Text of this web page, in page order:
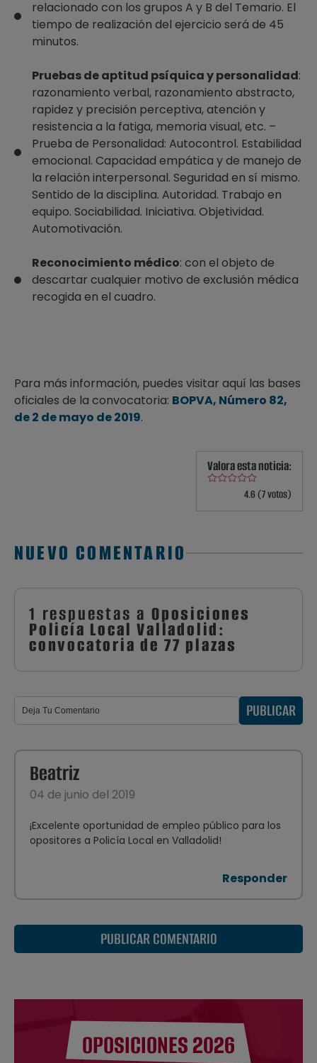
relacionado con los grupos A y B del Temario. El
tiempo de realización del ejercicio será de 45
minutos.
Pruebas de aptitud psíquica y personalidad:
razonamiento verbal, razonamiento abstracto,
rapidez y precisión perceptiva, atención y
resistencia a la fatiga, memoria visual, etc. –
Prueba de Personalidad: Autocontrol. Estabilidad
emocional. Capacidad empática y de manejo de
la relación interpersonal. Seguridad en sí mismo.
Sentido de la disciplina. Autoridad. Trabajo en
equipo. Sociabilidad. Iniciativa. Objetividad.
Automotivación.
Reconocimiento médico: con el objeto de
descartar cualquier motivo de exclusión médica
recogida en el cuadro.
Para más información, puedes visitar aquí las bases
oficiales de la convocatoria: BOPVA, Número 82,
de 2 de mayo de 2019.
Valora esta noticia:
4.6 (7 votos)
NUEVO COMENTARIO
1 respuestas a Oposiciones
Policía Local Valladolid:
convocatoria de 77 plazas
PUBLICAR
Beatriz
04 de junio del 2019
¡Excelente oportunidad de empleo público para los
opositores a Policía Local en Valladolid!
Responder
PUBLICAR COMENTARIO
OPOSICIONES 2026